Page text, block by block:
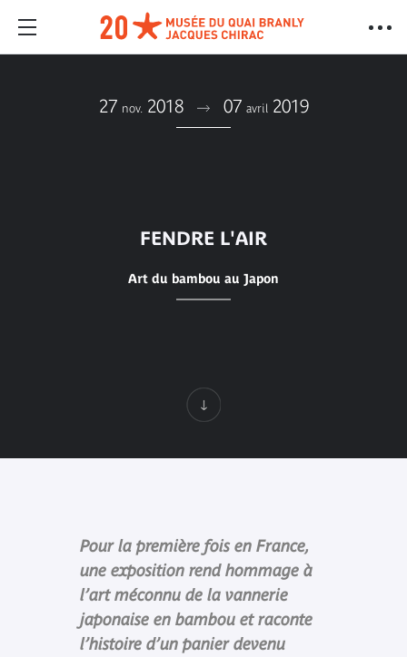
27 nov. 2018 07 avril 2019
FENDRE L'AIR
Art du bambou au Japon
Pour la première fois en France,
une exposition rend hommage à
l’art méconnu de la vannerie
japonaise en bambou et raconte
l’histoire d’un panier devenu